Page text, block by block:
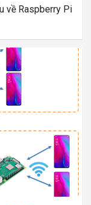
về Raspberry Pi